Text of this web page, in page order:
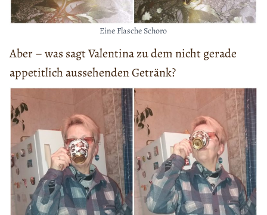
Eine Flasche Schoro
Aber – was sagt Valentina zu dem nicht gerade
appetitlich aussehenden Getränk?